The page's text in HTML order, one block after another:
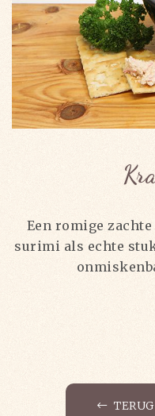
Een romige
surimi als echte